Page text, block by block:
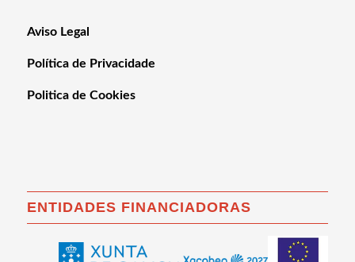
Aviso Legal
Política de Privacidade
Politica de Cookies
ENTIDADES FINANCIADORAS